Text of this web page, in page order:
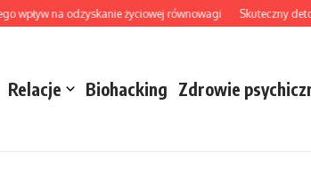
wpływ na odzyskanie życiowej równowagi Skuteczny
Relacje Biohacking Zdrowie